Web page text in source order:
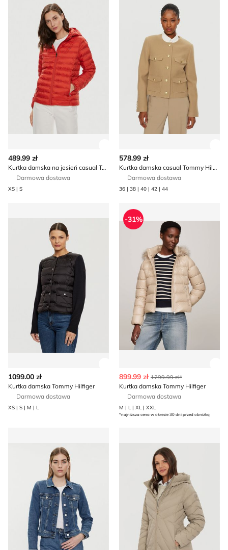
489.99 zł
Kurtka damska na jesień casual Tommy Hilfiger
Darmowa dostawa
XS | S
578.99 zł
Kurtka damska casual Tommy Hilfiger
Darmowa dostawa
36 | 38 | 40 | 42 | 44
1099.00 zł
Kurtka damska Tommy Hilfiger
Darmowa dostawa
XS | S | M | L
Kurtka damska Tommy
-31%
899.99 zł 1299.99 zł*
Kurtka damska Tommy Hilfiger
Darmowa dostawa
M | L | XL | XXL
*najniższa cena w okresie 30 dni przed obniżką